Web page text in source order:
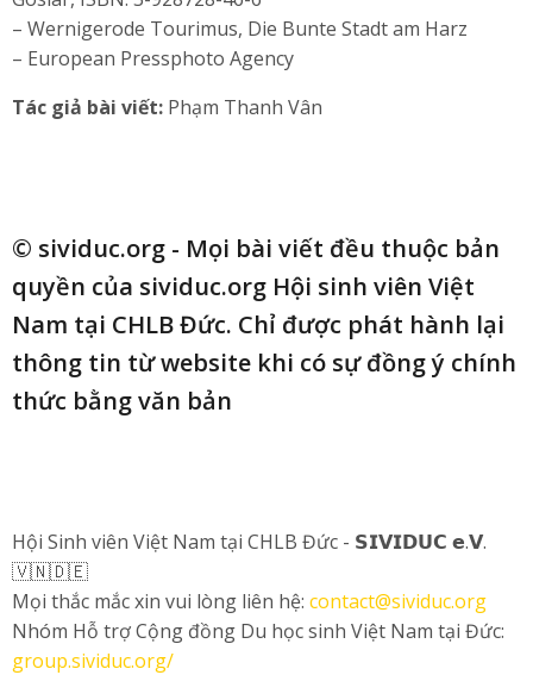
– Wernigerode Tourimus, Die Bunte Stadt am Harz
– European Pressphoto Agency
Tác giả bài viết: Phạm Thanh Vân
© sividuc.org - Mọi bài viết đều thuộc bản
quyền của sividuc.org Hội sinh viên Việt
Nam tại CHLB Đức. Chỉ được phát hành lại
thông tin từ website khi có sự đồng ý chính
thức bằng văn bản
Hội Sinh viên Việt Nam tại CHLB Đức - 𝗦𝗜𝗩𝗜𝗗𝗨𝗖 𝗲.𝗩.
🇻🇳🇩🇪
Mọi thắc mắc xin vui lòng liên hệ: contact@sividuc.org
Nhóm Hỗ trợ Cộng đồng Du học sinh Việt Nam tại Đức:
group.sividuc.org/